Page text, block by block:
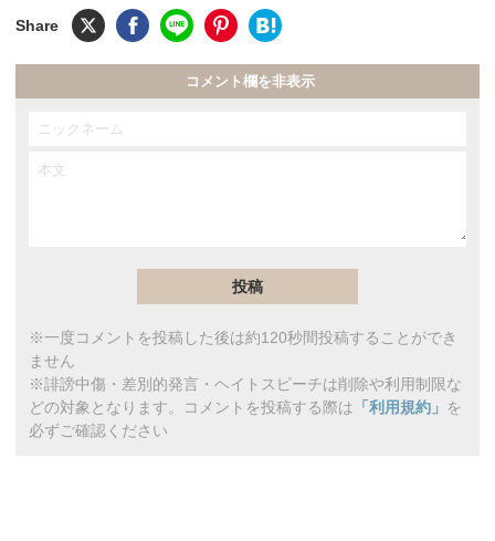
コメント欄を非表示
※一度コメントを投稿した後は約120秒間投稿することができ
ません
※誹謗中傷・差別的発言・ヘイトスピーチは削除や利用制限な
どの対象となります。コメントを投稿する際は 「利用規約」 を
必ずご確認ください